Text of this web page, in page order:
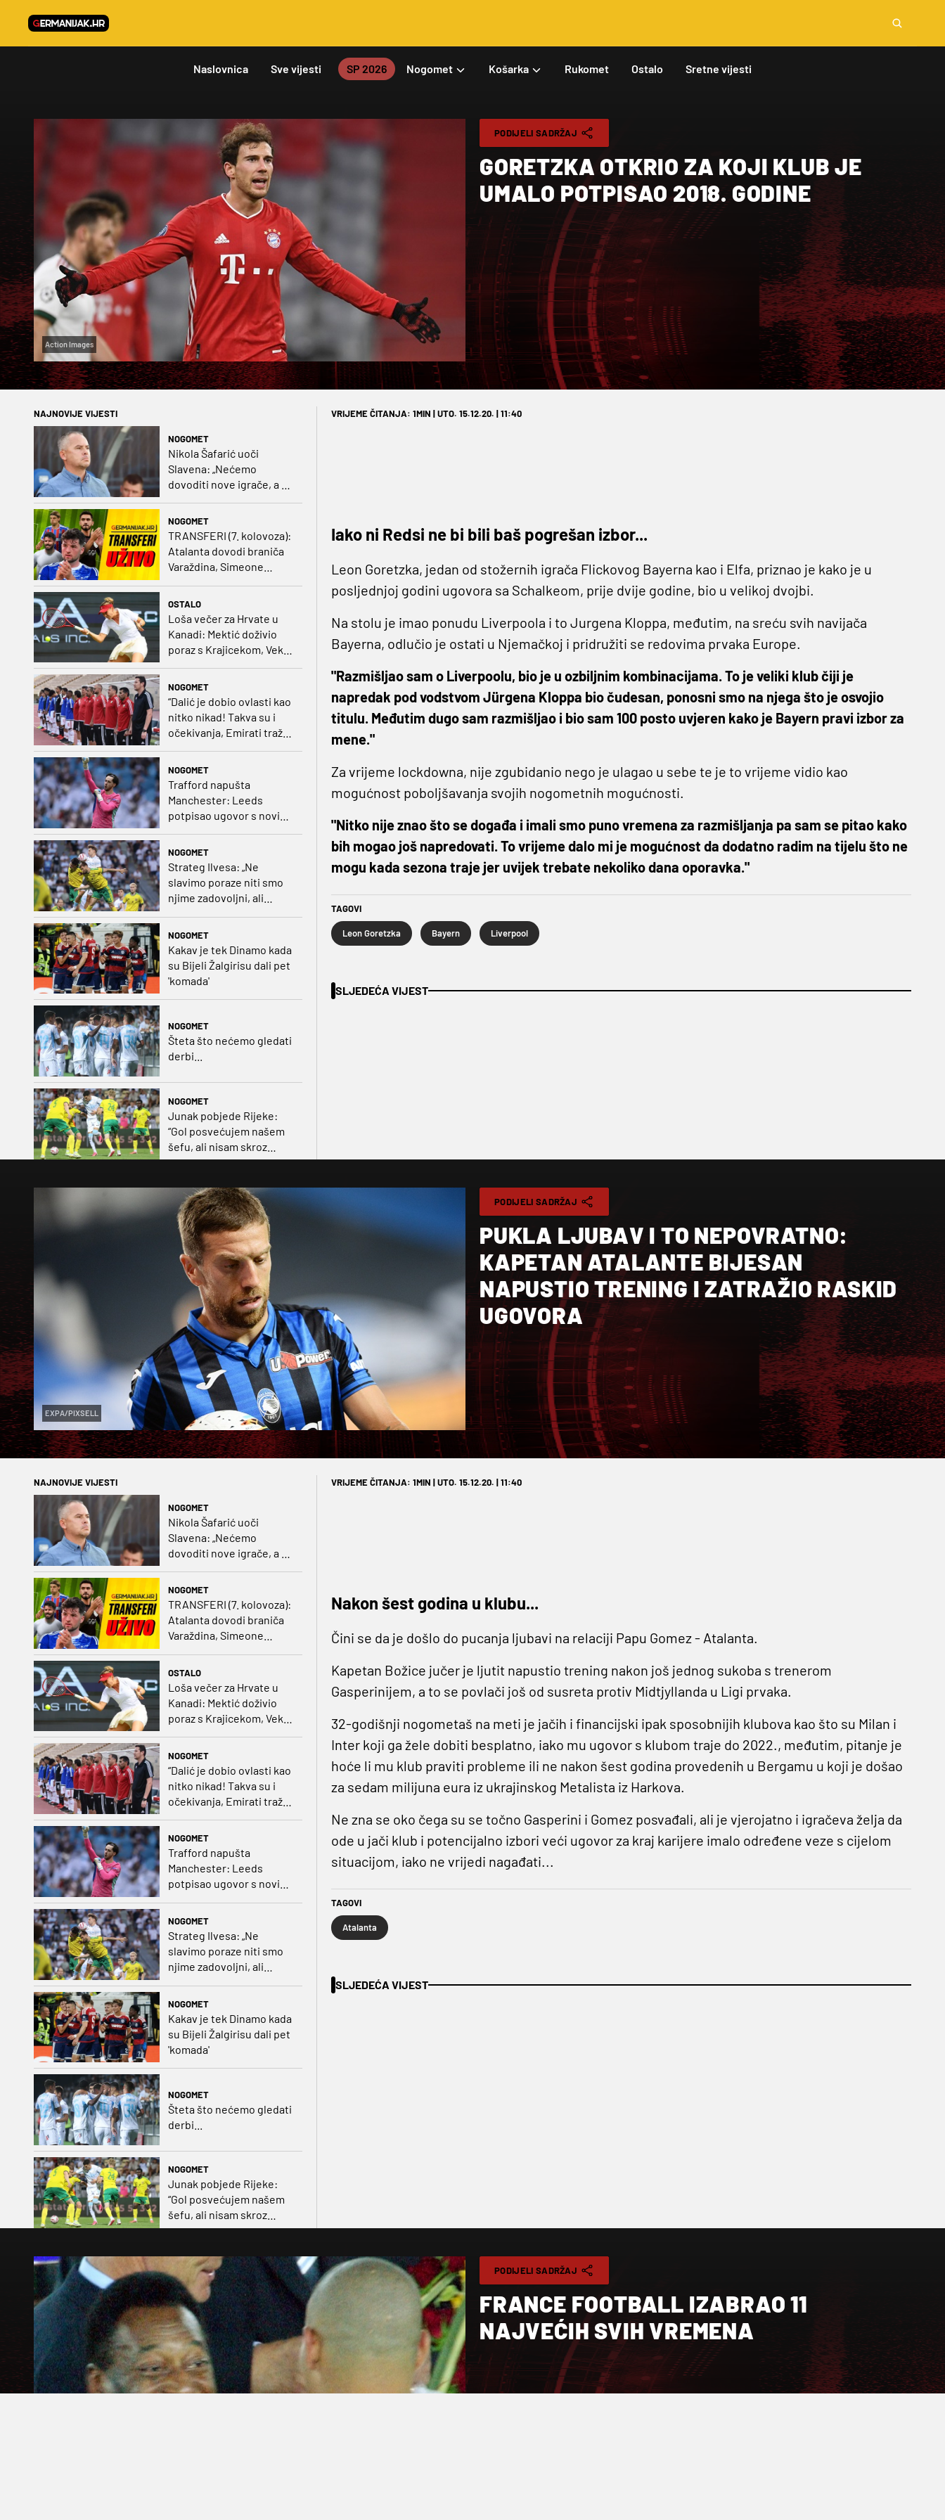
Naslovnica Sve vijesti SP 2026 Nogomet Košarka Rukomet Ostalo Sretne vijesti
Action Images
PODIJELI SADRŽAJ
GORETZKA OTKRIO ZA KOJI KLUB JE
UMALO POTPISAO 2018. GODINE
NAJNOVIJE VIJESTI
NOGOMET
Nikola Šafarić uoči
Slavena: „Nećemo
dovoditi nove igrače, a o
NOGOMET
TRANSFERI (7. kolovoza):
Atalanta dovodi braniča
Varaždina, Simeone
OSTALO
Loša večer za Hrvate u
Kanadi: Mektić doživio
poraz s Krajicekom, Vekić
poražena u paru sa
NOGOMET
“Dalić je dobio ovlasti kao
nitko nikad! Takva su i
očekivanja, Emirati traže
i veliki rezultat!“
NOGOMET
Trafford napušta
Manchester: Leeds
potpisao ugovor s novim
NOGOMET
Strateg Ilvesa: „Ne
slavimo poraze niti smo
njime zadovoljni, ali
NOGOMET
Kakav je tek Dinamo kada
su Bijeli Žalgirisu dali pet
'komada'
NOGOMET
Šteta što nećemo gledati
derbi...
NOGOMET
Junak pobjede Rijeke:
“Gol posvećujem našem
šefu, ali nisam skroz
zadovoljan, trebali smo
razlike”
VRIJEME ČITANJA: 1MIN | UTO. 15.12.20. | 11:40
Iako ni Redsi ne bi bili baš pogrešan izbor...
Leon Goretzka, jedan od stožernih igrača Flickovog Bayerna kao i Elfa, priznao je kako je u
posljednjoj godini ugovora sa Schalkeom, prije dvije godine, bio u velikoj dvojbi.
Na stolu je imao ponudu Liverpoola i to Jurgena Kloppa, međutim, na sreću svih navijača
Bayerna, odlučio je ostati u Njemačkoj i pridružiti se redovima prvaka Europe.
"Razmišljao sam o Liverpoolu, bio je u ozbiljnim kombinacijama. To je veliki klub čiji je
napredak pod vodstvom Jürgena Kloppa bio čudesan, ponosni smo na njega što je osvojio
titulu. Međutim dugo sam razmišljao i bio sam 100 posto uvjeren kako je Bayern pravi izbor za
mene."
Za vrijeme lockdowna, nije zgubidanio nego je ulagao u sebe te je to vrijeme vidio kao
mogućnost poboljšavanja svojih nogometnih mogućnosti.
"Nitko nije znao što se događa i imali smo puno vremena za razmišljanja pa sam se pitao kako
bih mogao još napredovati. To vrijeme dalo mi je mogućnost da dodatno radim na tijelu što ne
mogu kada sezona traje jer uvijek trebate nekoliko dana oporavka."
TAGOVI
Leon Goretzka Bayern Liverpool
SLJEDEĆA VIJEST
EXPA/PIXSELL
PODIJELI SADRŽAJ
PUKLA LJUBAV I TO NEPOVRATNO:
KAPETAN ATALANTE BIJESAN
NAPUSTIO TRENING I ZATRAŽIO RASKID
UGOVORA
NAJNOVIJE VIJESTI
NOGOMET
Nikola Šafarić uoči
Slavena: „Nećemo
dovoditi nove igrače, a o
NOGOMET
TRANSFERI (7. kolovoza):
Atalanta dovodi braniča
Varaždina, Simeone
OSTALO
Loša večer za Hrvate u
Kanadi: Mektić doživio
poraz s Krajicekom, Vekić
poražena u paru sa
NOGOMET
“Dalić je dobio ovlasti kao
nitko nikad! Takva su i
očekivanja, Emirati traže
NOGOMET
Trafford napušta
Manchester: Leeds
potpisao ugovor s novim
NOGOMET
Strateg Ilvesa: „Ne
slavimo poraze niti smo
njime zadovoljni, ali
NOGOMET
Kakav je tek Dinamo kada
su Bijeli Žalgirisu dali pet
'komada'
NOGOMET
Šteta što nećemo gledati
derbi...
NOGOMET
Junak pobjede Rijeke:
“Gol posvećujem našem
šefu, ali nisam skroz
zadovoljan, trebali smo
razlike”
VRIJEME ČITANJA: 1MIN | UTO. 15.12.20. | 11:40
Nakon šest godina u klubu...
Čini se da je došlo do pucanja ljubavi na relaciji Papu Gomez - Atalanta.
Kapetan Božice jučer je ljutit napustio trening nakon još jednog sukoba s trenerom
Gasperinijem, a to se povlači još od susreta protiv Midtjyllanda u Ligi prvaka.
32-godišnji nogometaš na meti je jačih i financijski ipak sposobnijih klubova kao što su Milan i
Inter koji ga žele dobiti besplatno, iako mu ugovor s klubom traje do 2022., međutim, pitanje je
hoće li mu klub praviti probleme ili ne nakon šest godina provedenih u Bergamu u koji je došao
za sedam milijuna eura iz ukrajinskog Metalista iz Harkova.
Ne zna se oko čega su se točno Gasperini i Gomez posvađali, ali je vjerojatno i igračeva želja da
ode u jači klub i potencijalno izbori veći ugovor za kraj karijere imalo određene veze s cijelom
situacijom, iako ne vrijedi nagađati...
TAGOVI
Atalanta
SLJEDEĆA VIJEST
PODIJELI SADRŽAJ
FRANCE FOOTBALL IZABRAO 11
NAJVEĆIH SVIH VREMENA